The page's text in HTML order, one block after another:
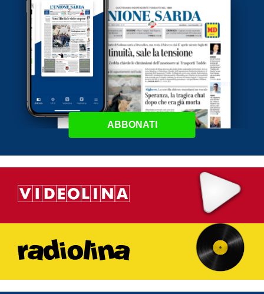
ABBONATI